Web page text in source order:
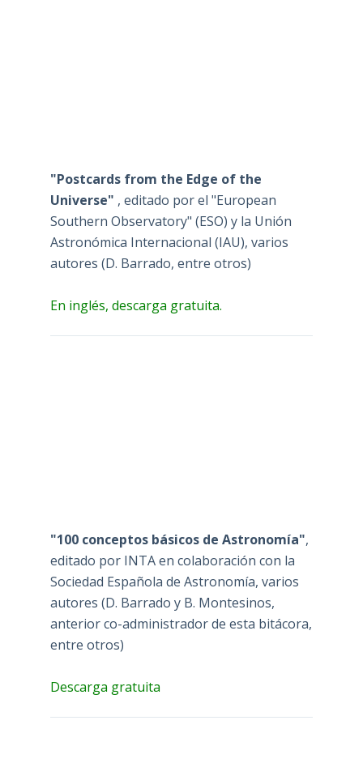
"Postcards from the Edge of the
Universe" , editado por el "European
Southern Observatory" (ESO) y la Unión
Astronómica Internacional (IAU), varios
autores (D. Barrado, entre otros)
En inglés, descarga gratuita.
"100 conceptos básicos de Astronomía",
editado por INTA en colaboración con la
Sociedad Española de Astronomía, varios
autores (D. Barrado y B. Montesinos,
anterior co-administrador de esta bitácora,
entre otros)
Descarga gratuita